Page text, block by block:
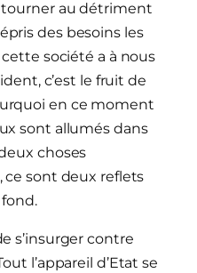
au détriment
des besoins les
société a à nous
c’est le fruit de
en ce moment
sont allumés dans
choses
ce sont deux reflets
s’insurger contre
l’appareil d’Etat se